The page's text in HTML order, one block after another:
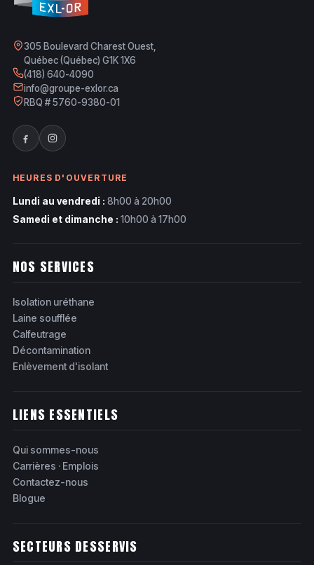
305 Boulevard Charest Ouest,
Québec (Québec) G1K 1X6
(418) 640-4090
info@groupe-exlor.ca
RBQ # 5760-9380-01
HEURES D'OUVERTURE
Lundi au vendredi : 8h00 à 20h00
Samedi et dimanche : 10h00 à 17h00
NOS SERVICES
Isolation uréthane
Laine soufflée
Calfeutrage
Décontamination
Enlèvement d'isolant
LIENS ESSENTIELS
Qui sommes-nous
Carrières · Emplois
Contactez-nous
Blogue
SECTEURS DESSERVIS